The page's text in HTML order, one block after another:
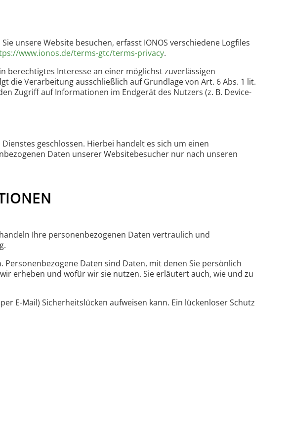
unsere Website besuchen, erfasst IONOS verschiedene Logfiles
www.ionos.de/terms-gtc/terms-privacy.
berechtigtes Interesse an einer möglichst zuverlässigen
die Verarbeitung ausschließlich auf Grundlage von Art. 6 Abs. 1 lit.
Zugriff auf Informationen im Endgerät des Nutzers (z. B. Device-
geschlossen. Hierbei handelt es sich um einen
Daten unserer Websitebesucher nur nach unseren
Ihre personenbezogenen Daten vertraulich und
Daten sind Daten, mit denen Sie persönlich
erheben und wofür wir sie nutzen. Sie erläutert auch, wie und zu
E-Mail) Sicherheitslücken aufweisen kann. Ein lückenloser Schutz